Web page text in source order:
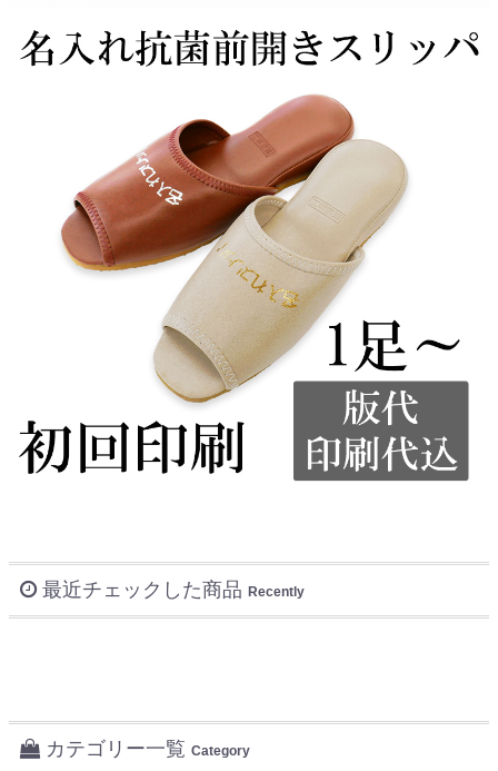
最近チェックした商品 Recently
カテゴリー一覧 Category